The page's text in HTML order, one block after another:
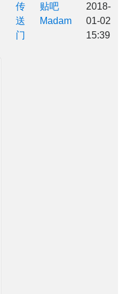
传
送
门
贴吧
Madam
2018-
01-02
15:39